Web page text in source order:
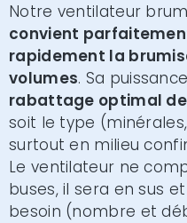
Notre ventilateur
convient
rapidement la
volumes. Sa
rabattage optimal
soit le type
surtout en milieu
Le ventilateur ne
buses, il sera en sus
besoin (nombre et